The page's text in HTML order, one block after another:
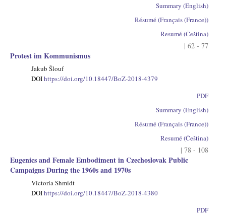
Summary (English)
Résumé (Français (France))
Resumé (Čeština)
| 62 - 77
Protest im Kommunismus
Jakub Šlouf
DOIhttps://doi.org/10.18447/BoZ-2018-4379
PDF
Summary (English)
Résumé (Français (France))
Resumé (Čeština)
| 78 - 108
Eugenics and Female Embodiment in Czechoslovak Public
Campaigns During the 1960s and 1970s
Victoria Shmidt
DOIhttps://doi.org/10.18447/BoZ-2018-4380
PDF